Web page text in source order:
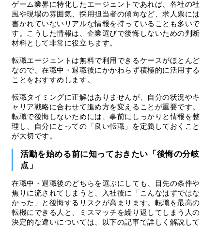
ゲーム業界に特化したエージェントであれば、各社の社
風や現場の雰囲気、採用担当者の傾向など、求人票には
書かれていないリアルな情報を持っていることも多いで
す。こうした情報は、企業選びで後悔しないための判断
材料として非常に役立ちます。
転職エージェントは無料で利用できるケースがほとんど
なので、在職中・退職後にかかわらず積極的に活用する
ことをおすすめします。
転職タイミングに正解はありませんが、自分の状況やキ
ャリア戦略に合わせて進め方を変えることが重要です。
転職で後悔しないためには、事前にしっかりと情報を整
理し、自分にとっての「良い転職」を定義しておくこと
が大切です。
活動を始める前に知っておきたい「後悔の分岐
点」
在職中・退職後のどちらを選ぶにしても、目先の条件や
焦りに流されてしまうと、入社後に「こんなはずではな
かった」と後悔するリスクが高まります。転職を最高の
転機にできる人と、ミスマッチを繰り返してしまう人の
決定的な違いについては、以下の記事で詳しく解説して